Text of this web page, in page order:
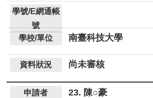
南臺科技大學
尚未審核
23. 陳○豪